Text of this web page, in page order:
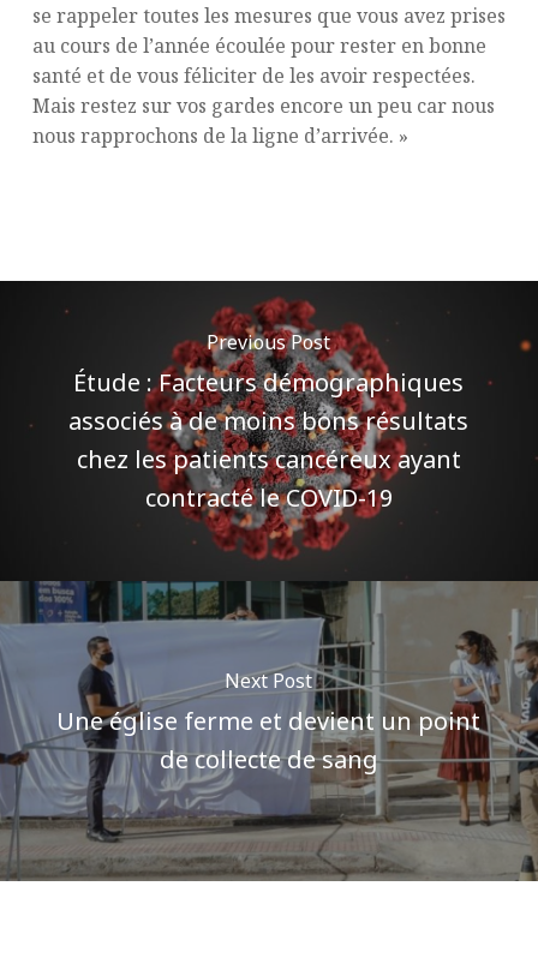
se rappeler toutes les mesures que vous avez prises
au cours de l’année écoulée pour rester en bonne
santé et de vous féliciter de les avoir respectées.
Mais restez sur vos gardes encore un peu car nous
nous rapprochons de la ligne d’arrivée. »
Previous Post
Étude : Facteurs démographiques
associés à de moins bons résultats
chez les patients cancéreux ayant
contracté le COVID-19
Next Post
Une église ferme et devient un point
de collecte de sang